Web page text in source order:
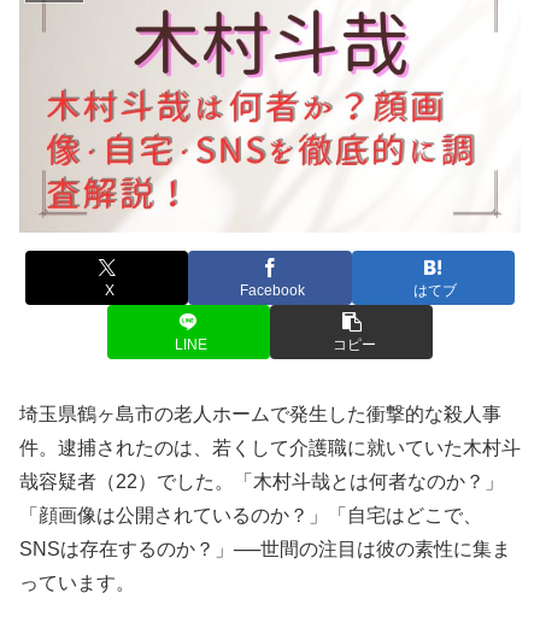
X Facebook はてブ
LINE コピー
埼玉県鶴ヶ島市の老人ホームで発生した衝撃的な殺人事
件。逮捕されたのは、若くして介護職に就いていた木村斗
哉容疑者（22）でした。「木村斗哉とは何者なのか？」
「顔画像は公開されているのか？」「自宅はどこで、
SNSは存在するのか？」──世間の注目は彼の素性に集ま
っています。